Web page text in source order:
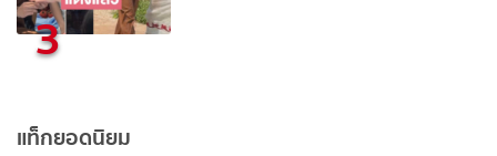
3
แท็กยอดนิยม